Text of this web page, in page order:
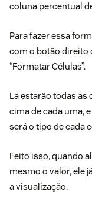
coluna percentual
Para fazer essa
com o botão direito
“Formatar Células”.
Lá estarão todas as
cima de cada uma,
será o tipo de cada
Feito isso, quando
mesmo o valor, ele
a visualização.